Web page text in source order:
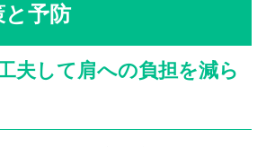
と予防
夫して肩への負担を減ら